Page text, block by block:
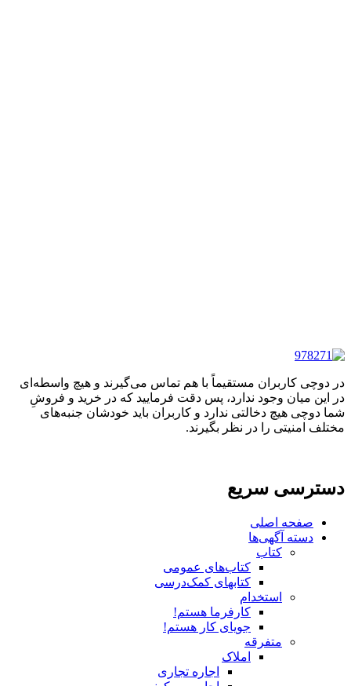
در دوچی کاربران مستقیماً با هم تماس می‌گیرند و هیچ واسطه‌ای
در این میان وجود ندارد، پس دقت فرمایید که در خرید و فروشِ
شما دوچی هیچ دخالتی ندارد و کاربران باید خودشان جنبه‌های
مختلف امنیتی را در نظر بگیرند.
دسترسی سریع
صفحه اصلی
دسته آگهی‌ها
کتاب
کتاب‌های عمومی
کتابهای کمک‌درسی
استخدام
کارفرما هستم!
جویای کار هستم!
متفرقه
املاک
اجاره تجاری